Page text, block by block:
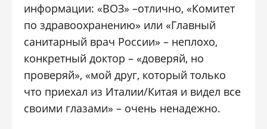
информации: «ВОЗ» –отлично, «Комитет
по здравоохранению» или «Главный
санитарный врач России» – неплохо,
конкретный доктор – «доверяй, но
проверяй», «мой друг, который только
что приехал из Италии/Китая и видел все
своими глазами» – очень ненадежно.